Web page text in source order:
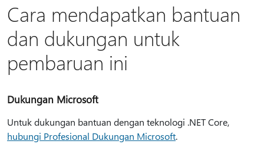
Cara mendapatkan bantuan
dan dukungan untuk
pembaruan ini
Dukungan Microsoft
Untuk dukungan bantuan dengan teknologi .NET Core,
hubungi Profesional Dukungan Microsoft.